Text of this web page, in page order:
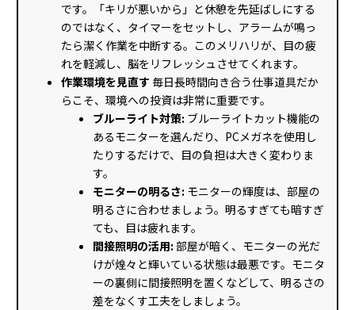
です。「キリが悪いから」と休憩を先延ばしにする
のではなく、タイマーをセットし、アラームが鳴っ
たら潔く作業を中断する。このメリハリが、目の疲
れを軽減し、脳をリフレッシュさせてくれます。
作業環境を見直す 毎日長時間向き合う仕事道具だか
らこそ、環境への投資は非常に重要です。
ブルーライト対策: ブルーライトカット機能の
あるモニターを選んだり、PCメガネを使用し
たりするだけで、目の負担は大きく変わりま
す。
モニターの明るさ: モニターの輝度は、部屋の
明るさに合わせましょう。明るすぎても暗すぎ
ても、目は疲れます。
間接照明の活用: 部屋が暗く、モニターの光だ
けが煌々と輝いている状態は最悪です。モニタ
ーの裏側に間接照明を置くなどして、明るさの
差をなくす工夫をしましょう。